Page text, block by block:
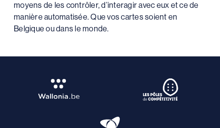
moyens de les contrôler, d’interagir avec eux et ce de
manière automatisée. Que vos cartes soient en
Belgique ou dans le monde.